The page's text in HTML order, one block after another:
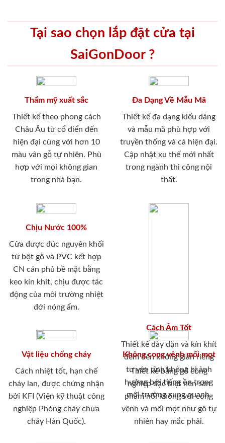
Tại sao chọn lắp đặt cửa tại
SaiGonDoor ?
Thẩm mỹ xuất sắc
Thiết kế theo phong cách
Châu Âu từ cổ điển đến
hiện đại cùng với hơn 10
màu vân gỗ tự nhiên. Phù
hợp với mọi không gian
trong nhà bạn.
Đa Dạng Về Mẫu Mã
Thiết kế đa dạng kiểu dáng
và mẫu mã phù hợp với
truyền thống và cả hiện đại.
Cập nhật xu thế mới nhất
trong ngành thi công nội
thất.
Chịu Nước 100%
Cửa được đúc nguyên khối
từ bột gỗ và PVC kết hợp
CN cán phủ bề mặt bằng
keo kín khít, chịu được tác
động của môi trường nhiệt
đới nóng ẩm.
Cách Âm Tốt
Thiết kế dày dặn và kín khít
đem đến không gian riêng
tư yên tĩnh không bị ảnh
hưởng bới tiếng ồn trong
môi trường xung quanh.
Vật liệu chống cháy
Cách nhiệt tốt, hạn chế
cháy lan, được chứng nhận
bởi KFI (Viện kỹ thuật công
nghiệp Phòng cháy chữa
cháy Hàn Quốc).
Không cong vênh mối mọt
Thiết kế bằng gỗ công
nghiệp đặc biệt nên sản
phẩm nói không với cong
vênh và mối mọt như gỗ tự
nhiên hay mắc phải.